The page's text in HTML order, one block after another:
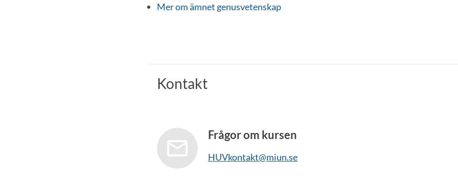
Mer om ämnet genusvetenskap
Kontakt
Frågor om kursen
HUVkontakt@miun.se